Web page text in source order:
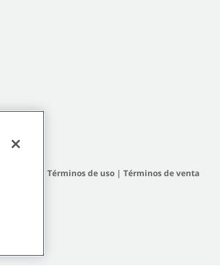
Términos de uso| Términos de venta